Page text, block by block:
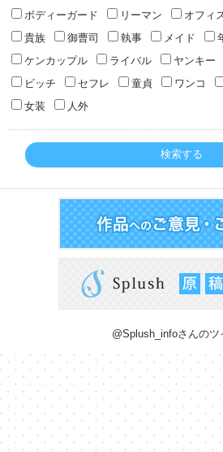
ボディーガード
リーマン オフィ
貴族
御曹司 執事 メイド
ケンカップル
ライバル ヤンキー
ビッチ
セフレ 童貞 ワンコ
女装
人外
検索する
@Splush_infoさんのツ